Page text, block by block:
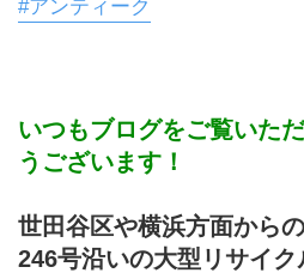
#アンティーク
いつもブログをご覧いた
うございます！
世田谷区や横浜方面から
246号沿いの大型リサイク